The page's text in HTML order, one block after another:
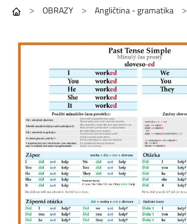
> OBRAZY > Angličtina - gramatika >